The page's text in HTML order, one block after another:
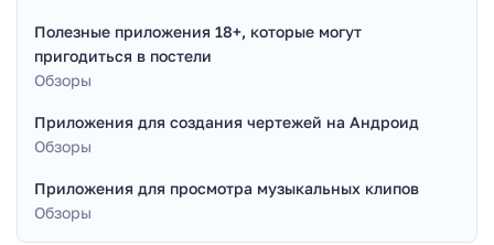
Полезные приложения 18+, которые могут
пригодиться в постели
Обзоры
Приложения для создания чертежей на Андроид
Обзоры
Приложения для просмотра музыкальных клипов
Обзоры